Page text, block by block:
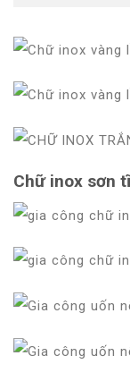
Chữ inox sơn